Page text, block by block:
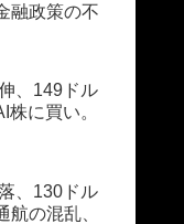
融政策の不
、149ドル
に買い。
、130ドル
航の混乱、